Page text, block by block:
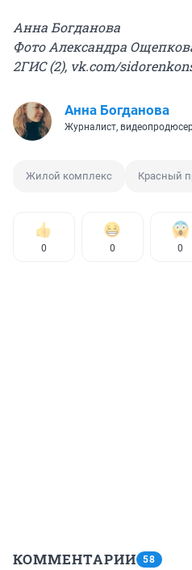
Анна Богданова
Фото Александра
2ГИС (2), vk.com/
Анна Богданова
Журналист,
Жилой комплекс Красный
0 0 0
КОММЕНТАРИИ 58